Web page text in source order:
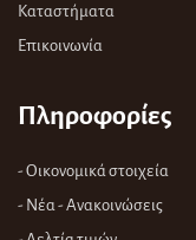
Καταστήματα
Επικοινωνία
Πληροφορίες
- Οικονομικά στοιχεία
- Νέα - Ανακοινώσεις